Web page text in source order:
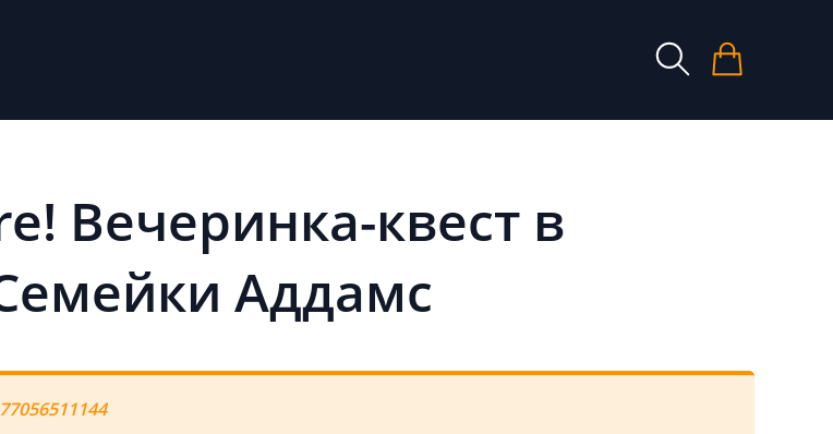
Вечеринка-квест в
Аддамс